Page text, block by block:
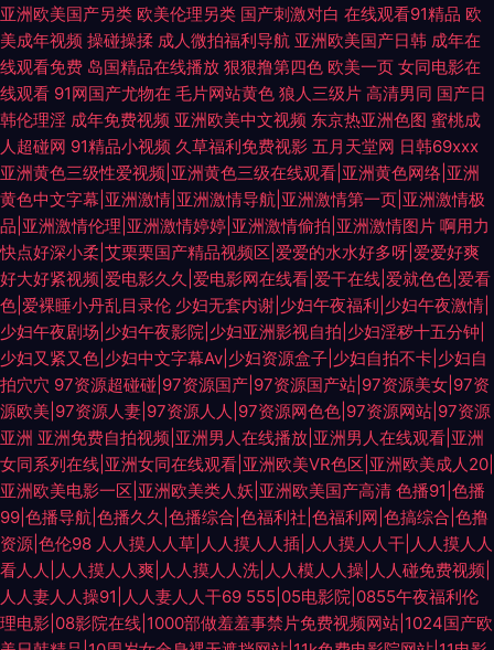
亚洲欧美国产另类 欧美伦理另类 国产刺激对白 在线观看91精品 欧
美成年视频 操碰操揉 成人微拍福利导航 亚洲欧美国产日韩 成年在
线观看免费 岛国精品在线播放 狠狠撸第四色 欧美一页 女同电影在
线观看 91网国产尤物在 毛片网站黄色 狼人三级片 高清男同 国产日
韩伦理淫 成年免费视频 亚洲欧美中文视频 东京热亚洲色图 蜜桃成
人超碰网 91精品小视频 久草福利免费视影 五月天堂网 日韩69xxx
亚洲黄色三级性爱视频|亚洲黄色三级在线观看|亚洲黄色网络|亚洲
黄色中文字幕|亚洲激情|亚洲激情导航|亚洲激情第一页|亚洲激情极
品|亚洲激情伦理|亚洲激情婷婷|亚洲激情偷拍|亚洲激情图片 啊用力
快点好深小柔|艾栗栗国产精品视频区|爱爱的水水好多呀|爱爱好爽
好大好紧视频|爱电影久久|爱电影网在线看|爱干在线|爱就色色|爱看
色|爱裸睡小丹乱目录伦 少妇无套内谢|少妇午夜福利|少妇午夜激情|
少妇午夜剧场|少妇午夜影院|少妇亚洲影视自拍|少妇淫秽十五分钟|
少妇又紧又色|少妇中文字幕Av|少妇资源盒子|少妇自拍不卡|少妇自
拍穴穴 97资源超碰碰|97资源国产|97资源国产站|97资源美女|97资
源欧美|97资源人妻|97资源人人|97资源网色色|97资源网站|97资源
亚洲 亚洲免费自拍视频|亚洲男人在线播放|亚洲男人在线观看|亚洲
女同系列在线|亚洲女同在线观看|亚洲欧美VR色区|亚洲欧美成人20|
亚洲欧美电影一区|亚洲欧美类人妖|亚洲欧美国产高清 色播91|色播
99|色播导航|色播久久|色播综合|色福利社|色福利网|色搞综合|色撸
资源|色伦98 人人摸人人草|人人摸人人插|人人摸人人干|人人摸人人
看人人|人人摸人人爽|人人摸人人洗|人人模人人操|人人碰免费视频|
人人妻人人操91|人人妻人人干69 555|05电影院|0855午夜福利伦
理电影|08影院在线|1000部做羞羞事禁片免费视频网站|1024国产欧